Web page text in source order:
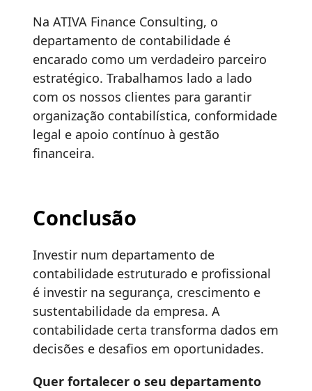
Na ATIVA Finance Consulting, o
departamento de contabilidade é
encarado como um verdadeiro parceiro
estratégico. Trabalhamos lado a lado
com os nossos clientes para garantir
organização contabilística, conformidade
legal e apoio contínuo à gestão
financeira.
Conclusão
Investir num departamento de
contabilidade estruturado e profissional
é investir na segurança, crescimento e
sustentabilidade da empresa. A
contabilidade certa transforma dados em
decisões e desafios em oportunidades.
Quer fortalecer o seu departamento